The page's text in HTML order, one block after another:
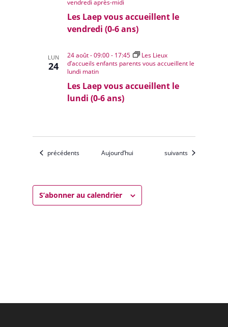
Les Laep vous accueillent le
vendredi (0-6 ans)
vendredi après-midi
LUN
24
Les Laep vous accueillent le
lundi (0-6 ans)
24 août - 09:00- 17:45
Les Lieux
d’accueils enfants parents vous accueillent le
lundi matin
Évènements
précédents Aujourd’hui Évènements
suivants
S’abonner au calendrier